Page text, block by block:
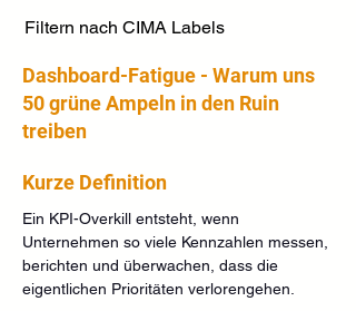
Filtern nach CIMA Labels
Dashboard-Fatigue - Warum uns
50 grüne Ampeln in den Ruin
treiben
Kurze Definition
Ein KPI-Overkill entsteht, wenn
Unternehmen so viele Kennzahlen messen,
berichten und überwachen, dass die
eigentlichen Prioritäten verlorengehen.